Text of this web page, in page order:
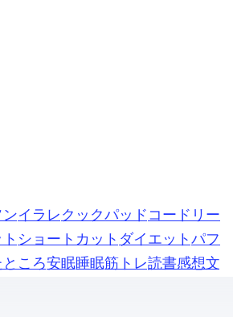
(1)イラレ (1) クックパッド (1) コードリー
ショートカット (1) ダイエット (1) パフ
ころ (1)安眠 (1)睡眠 (1)筋トレ (1)読書感想文 (1)